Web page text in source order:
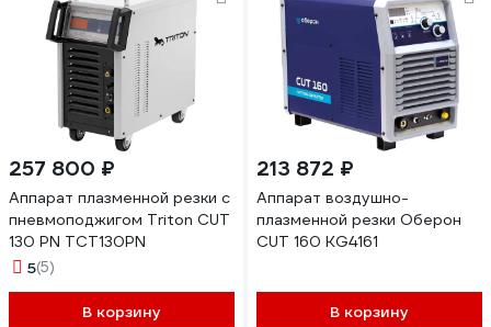
257 800 ₽
Аппарат плазменной резки с
пневмоподжигом Triton CUT
130 PN TCT130PN
5(5)
В корзину
213 872 ₽
Аппарат воздушно-
плазменной резки Оберон
CUT 160 KG4161
В корзину